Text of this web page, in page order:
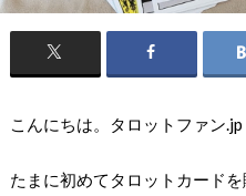
こんにちは。タロットファン
たまに初めてタロットカード